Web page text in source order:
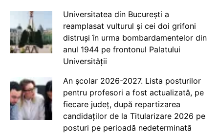
Universitatea din București a
reamplasat vulturul și cei doi grifoni
distruși în urma bombardamentelor din
anul 1944 pe frontonul Palatului
Universității
An școlar 2026-2027. Lista posturilor
pentru profesori a fost actualizată, pe
fiecare județ, după repartizarea
candidaților de la Titularizare 2026 pe
posturi pe perioadă nedeterminată